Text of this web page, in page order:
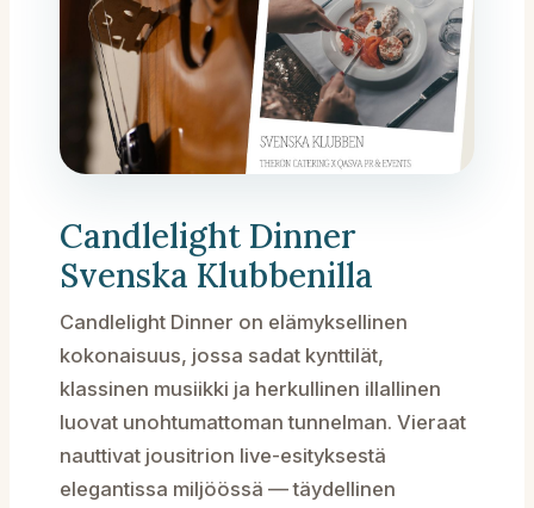
Candlelight Dinner
Svenska Klubbenilla
Candlelight Dinner on elämyksellinen
kokonaisuus, jossa sadat kynttilät,
klassinen musiikki ja herkullinen illallinen
luovat unohtumattoman tunnelman. Vieraat
nauttivat jousitrion live-esityksestä
elegantissa miljöössä — täydellinen